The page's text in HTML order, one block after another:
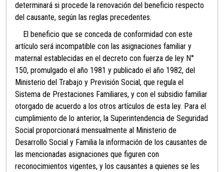
determinará si procede la renovación del beneficio respecto
del causante, según las reglas precedentes.
El beneficio que se conceda de conformidad con este
artículo será incompatible con las asignaciones familiar y
maternal establecidas en el decreto con fuerza de ley N°
150, promulgado el año 1981 y publicado el año 1982, del
Ministerio del Trabajo y Previsión Social, que regula el
Sistema de Prestaciones Familiares, y con el subsidio familiar
otorgado de acuerdo a los otros artículos de esta ley. Para el
cumplimiento de lo anterior, la Superintendencia de Seguridad
Social proporcionará mensualmente al Ministerio de
Desarrollo Social y Familia la información de los causantes de
las mencionadas asignaciones que figuren con
reconocimientos vigentes, y los causantes a quienes se les